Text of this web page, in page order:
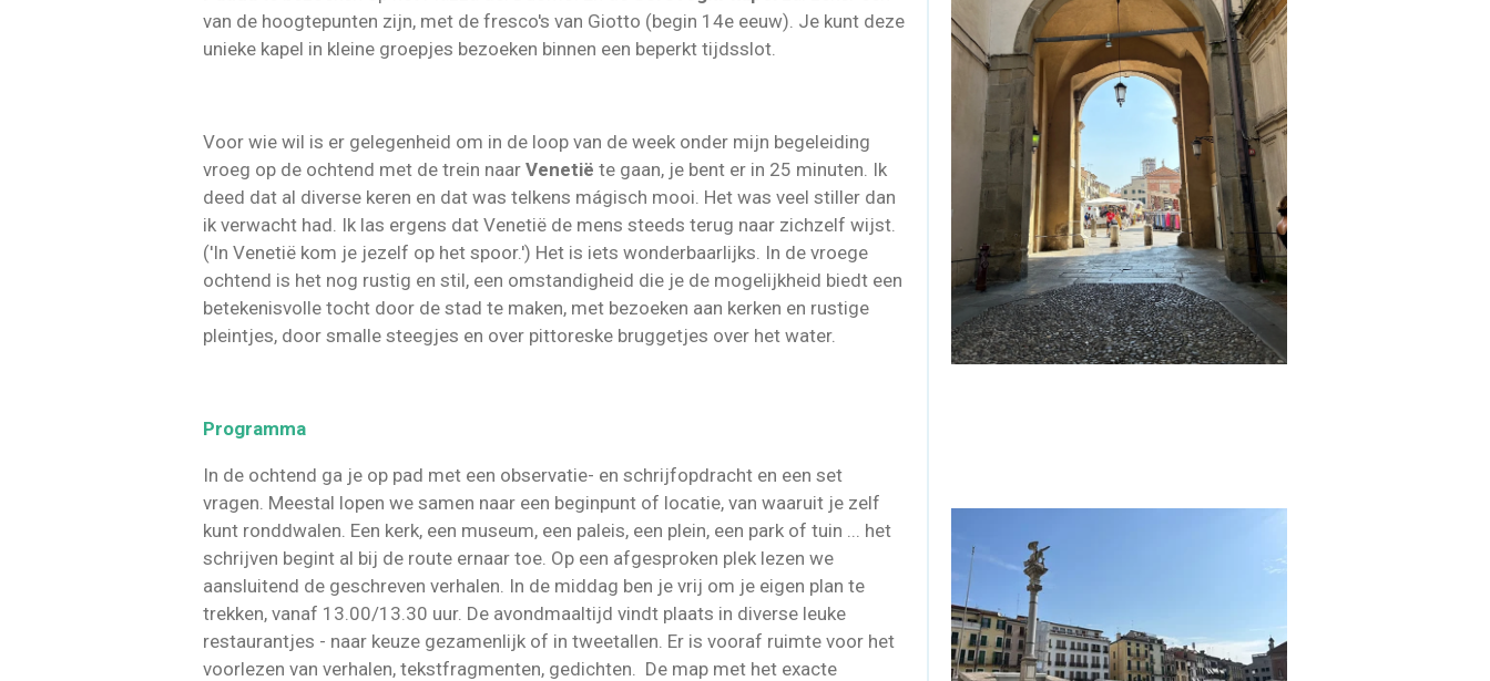
van de hoogtepunten zijn, met de fresco's van Giotto (begin 14e eeuw). Je kunt deze
unieke kapel in kleine groepjes bezoeken binnen een beperkt tijdsslot.
Voor wie wil is er gelegenheid om in de loop van de week onder mijn begeleiding
vroeg op de ochtend met de trein naar Venetië te gaan, je bent er in 25 minuten. Ik
deed dat al diverse keren en dat was telkens mágisch mooi. Het was veel stiller dan
ik verwacht had. Ik las ergens dat Venetië de mens steeds terug naar zichzelf wijst.
('In Venetië kom je jezelf op het spoor.') Het is iets wonderbaarlijks. In de vroege
ochtend is het nog rustig en stil, een omstandigheid die je de mogelijkheid biedt een
betekenisvolle tocht door de stad te maken, met bezoeken aan kerken en rustige
pleintjes, door smalle steegjes en over pittoreske bruggetjes over het water.
Programma
In de ochtend ga je op pad met een observatie- en schrijfopdracht en een set
vragen. Meestal lopen we samen naar een beginpunt of locatie, van waaruit je zelf
kunt ronddwalen. Een kerk, een museum, een paleis, een plein, een park of tuin ... het
schrijven begint al bij de route ernaar toe. Op een afgesproken plek lezen we
aansluitend de geschreven verhalen. In de middag ben je vrij om je eigen plan te
trekken, vanaf 13.00/13.30 uur. De avondmaaltijd vindt plaats in diverse leuke
restaurantjes - naar keuze gezamenlijk of in tweetallen. Er is vooraf ruimte voor het
voorlezen van verhalen, tekstfragmenten, gedichten . De map met het exacte